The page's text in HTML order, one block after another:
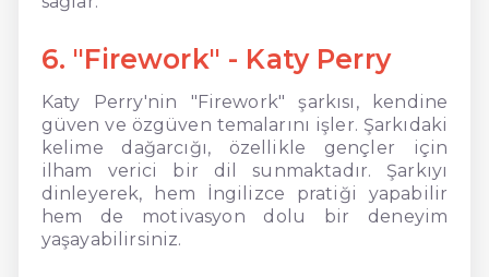
6. "Firework" - Katy Perry
Katy Perry'nin "Firework" şarkısı, kendine
güven ve özgüven temalarını işler. Şarkıdaki
kelime dağarcığı, özellikle gençler için
ilham verici bir dil sunmaktadır. Şarkıyı
dinleyerek, hem İngilizce pratiği yapabilir
hem de motivasyon dolu bir deneyim
yaşayabilirsiniz.